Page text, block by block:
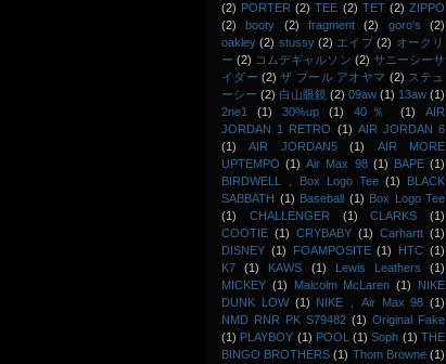
(2) PORTER (2) TEE (2) TET (2) ZIPPO
(2)
booty (2) fragment (2) goro's
(2)
oakley (2) stussy (2) エイプ (2) オークリ
ー (2) コムデギャルソン (2) サニーシーサ
イダー (2) ザ プール アオヤマ (2) ステュ
ーシー (2) 白山眼鏡 (2) 09aw (1) 13aw (1)
2ne1
(1) 30%up (1) 40％ (1)
AIR
JORDAN 1 RETRO (1) AIR JORDAN 6
(1)
AIR JORDAN5 (1)
AIR MORE
UPTEMPO (1) Air Max 98 (1) BAPE (1)
BIRDWELL，Box Logo Tee (1)
BLACK
SABBATH (1) Baseball (1) Box Logo Tee
(1)
CHALLENGER (1) CLARKS
(1)
COOTIE (1) CRYBABY (1) Carhartt (1)
DISNEY (1) FOAMPOSITE (1) HTC (1)
K7
(1) KAWS (1) Lewis Leathers
(1)
MICKEY (1) Malcolm McLaren (1)
NIKE
DUNK LOW (1) NIKE，Air Max 98 (1)
NMD RNR PK S79482 (1) Original Fake
(1) PLAYBOY (1) POOL (1) Soph (1) THE
BINGO BROTHERS (1) Thom Browne (1)